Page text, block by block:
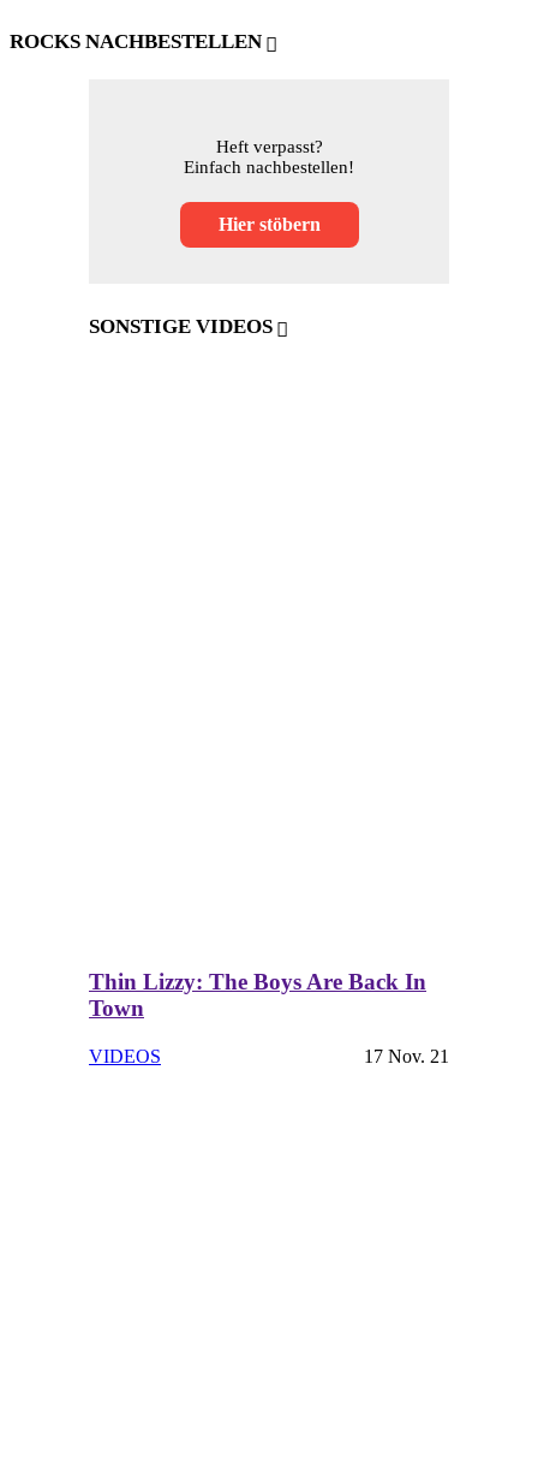
ROCKS NACHBESTELLEN
Heft verpasst?
Einfach nachbestellen!
Hier stöbern
SONSTIGE VIDEOS
Thin Lizzy: The Boys Are Back In
Town
VIDEOS 17 Nov. 21